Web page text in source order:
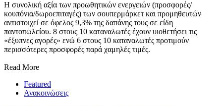
Η συνολική αξία των προωθητικών ενεργειών (προσφορές/
κουπόνια/δωροεπιταγές) των σουπερμάρκετ και προμηθευτών
αντιστοιχεί σε όφελος 9,3% της δαπάνης τους σε είδη
παντοπωλείου. 8 στους 10 καταναλωτές έχουν υιοθετήσει τις
«έξυπνες αγορές» ενώ 6 στους 10 καταναλωτές προτιμούν
περισσότερες προσφορές παρά χαμηλές τιμές.
Read More
Featured
Ανακοινώσεις